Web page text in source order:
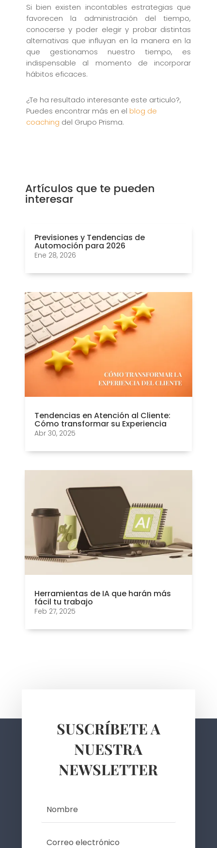
Si bien existen incontables estrategias que
favorecen la administración del tiempo,
conocerse y poder elegir y probar distintas
alternativas que influyan en la manera en la
que gestionamos nuestro tiempo, es
indispensable al momento de incorporar
hábitos eficaces.
¿Te ha resultado interesante este articulo?,
Puedes encontrar más en el blog de
coaching del Grupo Prisma.
Artículos que te pueden
interesar
Previsiones y Tendencias de
Automoción para 2026
Ene 28, 2026
Tendencias en Atención al Cliente:
Cómo transformar su Experiencia
Abr 30, 2025
Herramientas de IA que harán más
fácil tu trabajo
Feb 27, 2025
SUSCRÍBETE A
NUESTRA
NEWSLETTER